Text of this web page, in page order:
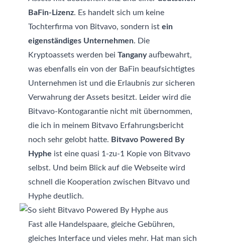
BaFin-Lizenz. Es handelt sich um keine
Tochterfirma von Bitvavo, sondern ist ein
eigenständiges Unternehmen. Die
Kryptoassets werden bei Tanganyaufbewahrt,
was ebenfalls ein von der BaFin beaufsichtigtes
Unternehmen ist und die Erlaubnis zur sicheren
Verwahrung der Assets besitzt. Leider wird die
Bitvavo-Kontogarantie nicht mit übernommen,
die ich in meinem Bitvavo Erfahrungsbericht
noch sehr gelobt hatte. Bitvavo Powered By
Hyphe ist eine quasi 1-zu-1 Kopie von Bitvavo
selbst. Und beim Blick auf die Webseite wird
schnell die Kooperation zwischen Bitvavo und
Hyphe deutlich.
Fast alle Handelspaare, gleiche Gebühren,
gleiches Interface und vieles mehr. Hat man sich